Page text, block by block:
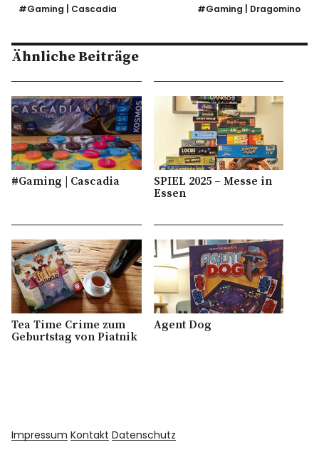
#Gaming | Cascadia
#Gaming | Dragomino
Ähnliche Beiträge
#Gaming | Cascadia
SPIEL 2025 – Messe in
Essen
Tea Time Crime zum
Geburtstag von Piatnik
Agent Dog
Impressum Kontakt Datenschutz